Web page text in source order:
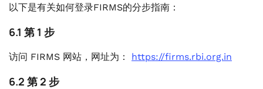
以下是有关如何登录FIRMS的分步指南：
6.1 第 1 步
访问 FIRMS 网站，网址为： https://firms.rbi.org.in
6.2 第 2 步